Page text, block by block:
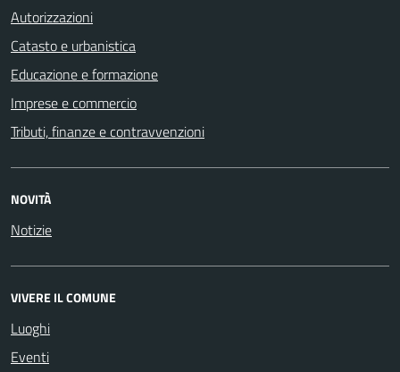
Autorizzazioni
Catasto e urbanistica
Educazione e formazione
Imprese e commercio
Tributi, finanze e contravvenzioni
NOVITÀ
Notizie
VIVERE IL COMUNE
Luoghi
Eventi